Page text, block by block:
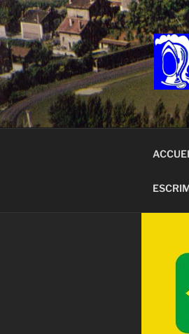
Aller
au
contenu
principal